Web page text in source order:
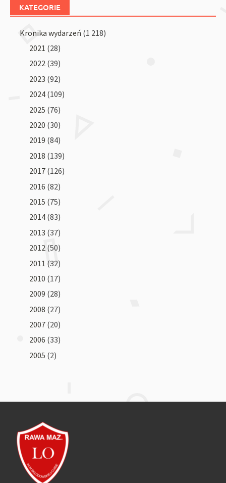
KATEGORIE
Kronika wydarzeń (1 218)
2021 (28)
2022 (39)
2023 (92)
2024 (109)
2025 (76)
2020 (30)
2019 (84)
2018 (139)
2017 (126)
2016 (82)
2015 (75)
2014 (83)
2013 (37)
2012 (50)
2011 (32)
2010 (17)
2009 (28)
2008 (27)
2007 (20)
2006 (33)
2005 (2)